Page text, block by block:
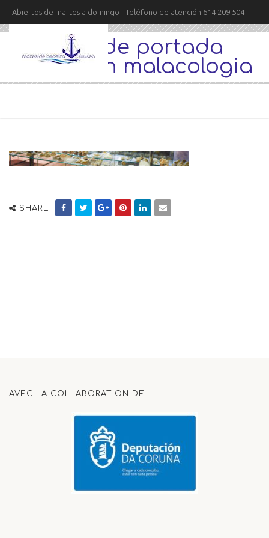
Abiertos de martes a domingo - Teléfono de atención 614 209 504
linea de portada
coleccion malacologia
SHARE
AVEC LA COLLABORATION DE: